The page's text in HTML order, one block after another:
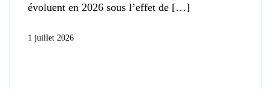
évoluent en 2026 sous l’effet de
1 juillet 2026